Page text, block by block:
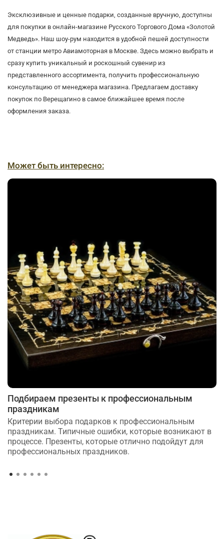
Эксклюзивные и ценные подарки, созданные вручную, доступны
для покупки в онлайн-магазине Русского Торгового Дома «Золотой
Медведь». Наш шоу-рум находится в удобной пешей доступности
от станции метро Авиамоторная в Москве. Здесь можно выбрать и
сразу купить уникальный и роскошный сувенир из
представленного ассортимента, получить профессиональную
консультацию от менеджера магазина. Предлагаем доставку
покупок по Верещагино в самое ближайшее время после
оформления заказа.
Может быть интересно:
Подбираем презенты к профессиональным
праздникам
Критерии выбора подарков к профессиональным
праздникам. Типичные ошибки, которые возникают в
процессе. Презенты, которые отлично подойдут для
профессиональных праздников.